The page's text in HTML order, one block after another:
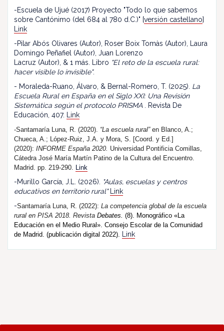
-Escuela de Ujué (2017) Proyecto "Todo lo que sabemos
sobre Cantónimo (del 684 al 780 d.C.)" [versión castellano]
Link
-Pilar Abós Olivares (Autor), Roser Boix Tomàs (Autor), Laura
Domingo Peñafiel (Autor), Juan Lorenzo
Lacruz (Autor), & 1 más. Libro "El reto de la escuela rural:
hacer visible lo invisible".
- Moraleda-Ruano, Álvaro, & Bernal-Romero, T. (2025). La
Escuela Rural en España en el Siglo XXI: Una Revisión
Sistemática según el protocolo PRISMA . Revista De
Educación, 407.
Link
-Santamaría Luna, R. (2020). “La escuela rural”en Blanco, A.;
Chueca, A.; López-Ruiz, J.A. y Mora, S. [Coord. y Ed.]
(2020): INFORME España 2020. Universidad Pontificia Comillas,
Cátedra José María Martín Patino de la Cultura del Encuentro.
Madrid. pp. 219-290. Link
-Murillo García, J.L. (2026).
"Aulas, escuelas y centros
educativos en territorio rural"
Link
-Santamaría Luna, R. (2022): La competencia global de la escuela
rural en PISA 2018. Revista Debates. (8). Monográfico «La
Educación en el Medio Rural». Consejo Escolar de la Comunidad
de Madrid. (publicación digital 2022).
Link